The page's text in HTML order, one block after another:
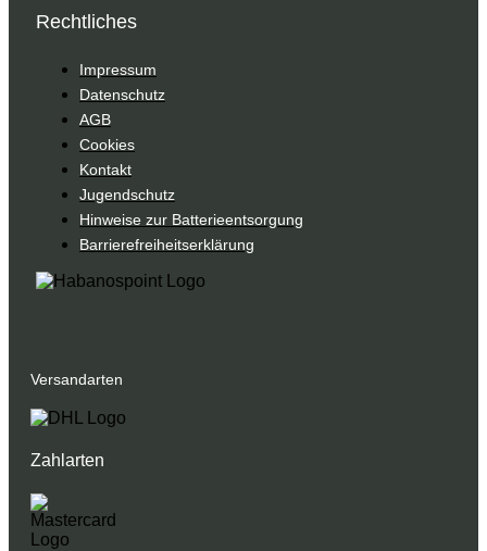
Rechtliches
Impressum
Datenschutz
AGB
Cookies
Kontakt
Jugendschutz
Hinweise zur Batterieentsorgung
Barrierefreiheitserklärung
Versandarten
Zahlarten